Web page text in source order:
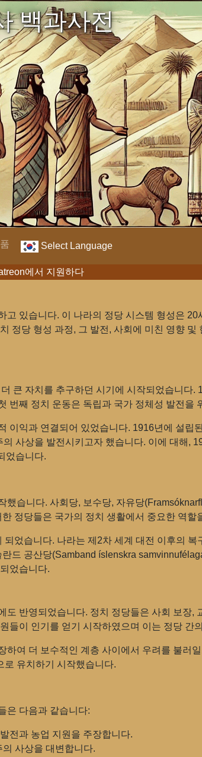
백과사전
Select Language
에서 지원하다
있습니다. 이 나라의 정당 시스템 형성은
정당 형성 과정, 그 발전, 사회에 미친 영향 및
큰 자치를 추구하던 시기에 시작되었습니다.
번째 정치 운동은 독립과 국가 정체성 발전을
이익과 연결되어 있었습니다. 1916년에 설립
사상을 발전시키고자 했습니다. 이에 대해,
었습니다.
습니다. 사회당, 보수당, 자유당
정당들은 국가의 정치 생활에서 중요한 역할
었습니다. 나라는 제2차 세계 대전 이후의
드 공산당(Samband íslenskra
었습니다.
반영되었습니다. 정치 정당들은 사회 보장,
들이 인기를 얻기 시작하였으며 이는 정당 간
여 더 보수적인 계층 사이에서 우려를 불러
로 유치하기 시작했습니다.
은 다음과 같습니다:
전과 농업 지원을 주장합니다.
사상을 대변합니다.